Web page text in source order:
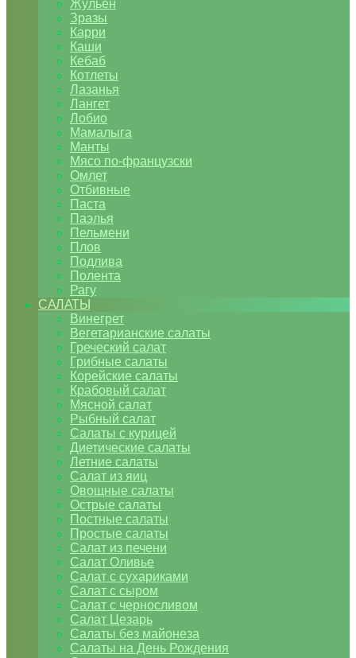
Жульен
Зразы
Карри
Каши
Кебаб
Котлеты
Лазанья
Лангет
Лобио
Мамалыга
Манты
Мясо по-французски
Омлет
Отбивные
Паста
Паэлья
Пельмени
Плов
Подлива
Полента
Рагу
САЛАТЫ
Винегрет
Вегетарианские салаты
Греческий салат
Грибные салаты
Корейские салаты
Крабовый салат
Мясной салат
Рыбный салат
Салаты с курицей
Диетические салаты
Летние салаты
Салат из яиц
Овощные салаты
Острые салаты
Постные салаты
Простые салаты
Салат из печени
Салат Оливье
Салат с сухариками
Салат с сыром
Салат с черносливом
Салат Цезарь
Салаты без майонеза
Салаты на День Рождения